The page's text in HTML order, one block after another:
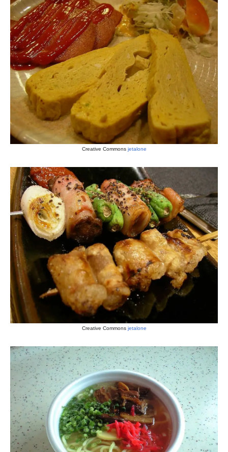
Creative Commons jetalone
Creative Commons jetalone